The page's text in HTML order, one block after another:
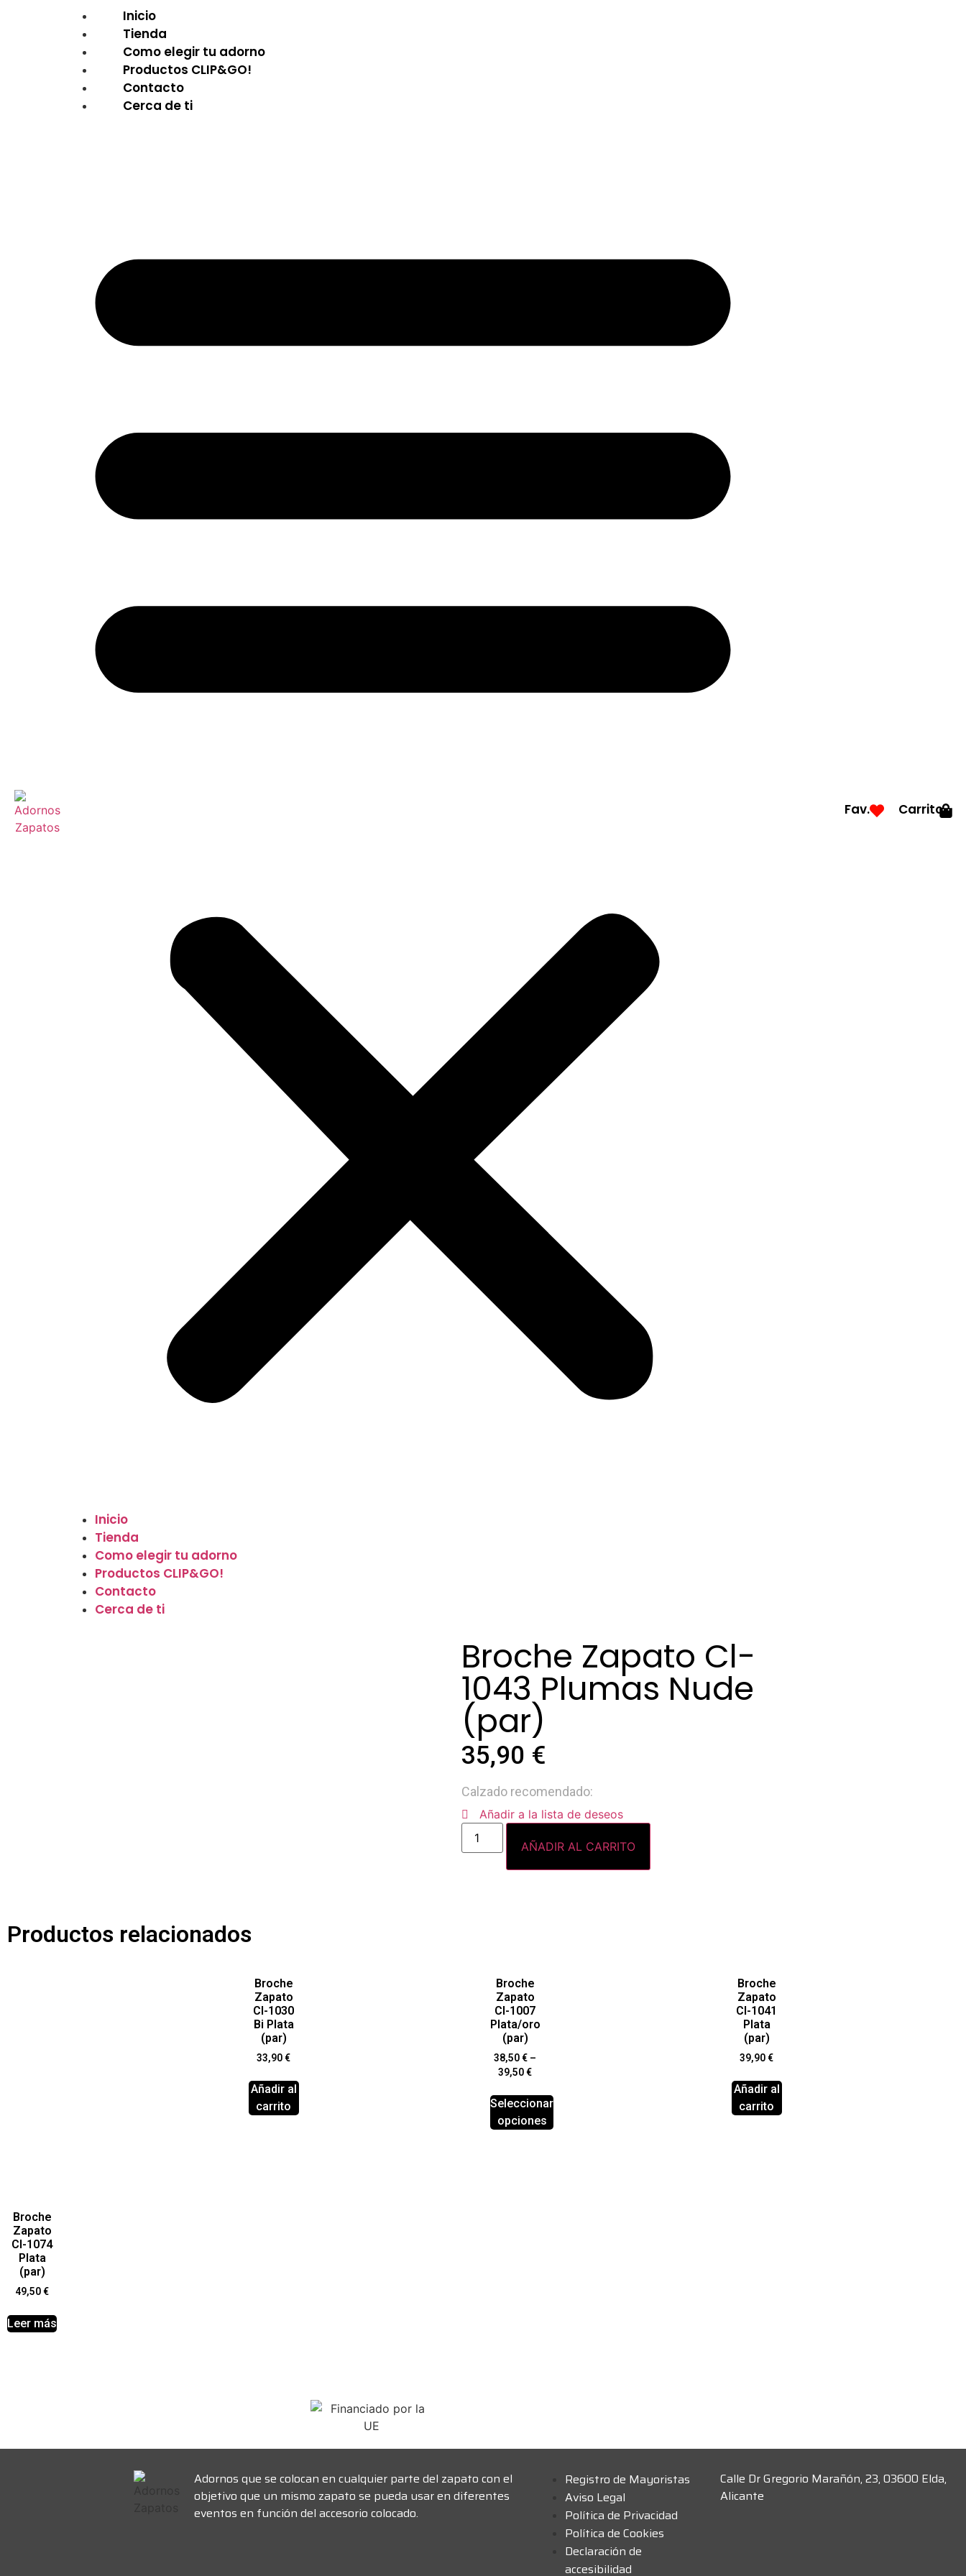
Inicio
Tienda
Como elegir tu adorno
Productos CLIP&GO!
Contacto
Cerca de ti
Inicio
Tienda
Como elegir tu adorno
Productos CLIP&GO!
Contacto
Cerca de ti
Fav. Carrito
Broche Zapato Cl-
1043 Plumas Nude
(par)
35,90 €
Calzado recomendado:
Añadir a la lista de deseos
AÑADIR AL CARRITO
Productos relacionados
Broche
Zapato
Cl-1030
Bi Plata
(par)
33,90€
Añadir al
carrito
Broche
Zapato
Cl-1007
Plata/oro
(par)
38,50€ –
39,50€
Seleccionar
opciones
Broche
Zapato
Cl-1041
Plata
(par)
39,90€
Añadir al
carrito
Broche
Zapato
Cl-1074
Plata
(par)
49,50€
Leer más
Adornos que se colocan en cualquier parte del zapato con el
objetivo que un mismo zapato se pueda usar en diferentes
eventos en función del accesorio colocado.
Registro de Mayoristas
Aviso Legal
Política de Privacidad
Política de Cookies
Declaración de
accesibilidad
Calle Dr Gregorio Marañón, 23, 03600 Elda,
Alicante